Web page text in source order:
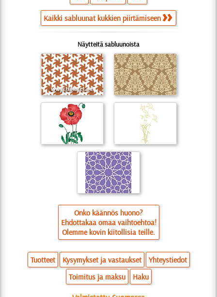
Kaikki sabluunat kukkien piirtämiseen
Näytteitä sabluunoista
Onko käännös huono?
Ehdottakaa omaa vaihtoehtoa!
Olemme kovin kiitollisia teille.
Tuotteet Kysymykset ja vastaukset
Yhteystiedot
Toimitus ja maksu
Haku